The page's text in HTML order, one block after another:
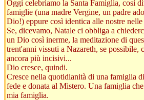
Oggi celebriamo la Santa Famiglia, così
famiglie (una madre Vergine, un padre
Dio!) eppure così identica alle nostre
Se, dicevamo, Natale ci obbliga a
un Dio così inerme, la meditazione di
trent'anni vissuti a Nazareth, se possibile,
ancora più incisivi...
Dio cresce, quindi.
Cresce nella quotidianità di una famiglia
fede e donata al Mistero. Una famiglia
mia famiglia.